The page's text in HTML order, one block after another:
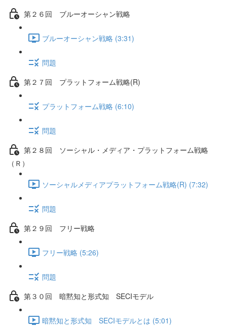
第２６回 ブルーオーシャン戦略
ブルーオーシャン戦略 (3:31)
問題
第２７回 プラットフォーム戦略(R)
プラットフォーム戦略 (6:10)
問題
第２８回 ソーシャル・メディア・プラットフォーム戦略
（Ｒ）
ソーシャルメディアプラットフォーム戦略(R) (7:32)
問題
第２９回 フリー戦略
フリー戦略 (5:26)
問題
第３０回 暗黙知と形式知 SECIモデル
暗黙知と形式知 SECIモデルとは (5:01)